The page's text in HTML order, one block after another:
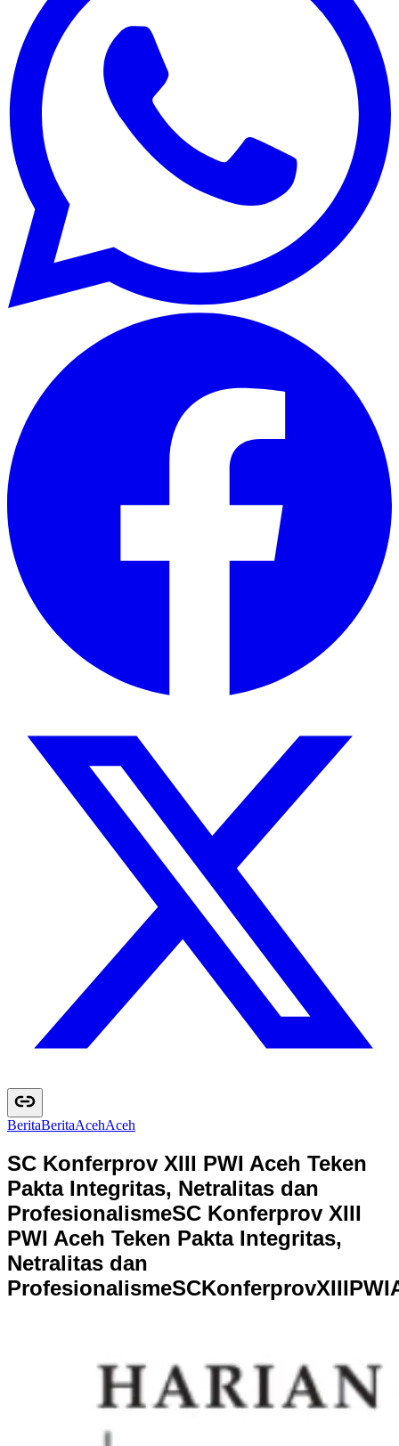
BeritaBeritaAcehAceh
SC Konferprov XIII PWI Aceh Teken
Pakta Integritas, Netralitas dan
ProfesionalismeSC Konferprov XIII
PWI Aceh Teken Pakta Integritas,
Netralitas dan
ProfesionalismeSCKonferprovXIIIPWI